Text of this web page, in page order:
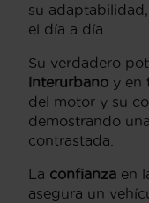
su
el día a día.
Su verdadero
interurbano y en
del motor y su
demostrando una
contrastada.
La confianza en
asegura un